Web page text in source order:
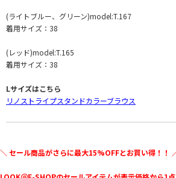
(ライトブルー、グリーン)model:T.167
着用サイズ：38
(レッド)model:T.165
着用サイズ：38
Lサイズはこちら
リノストライプスタンドカラーブラウス
＼ セール商品がさらに最大15%OFFとお買い得！！